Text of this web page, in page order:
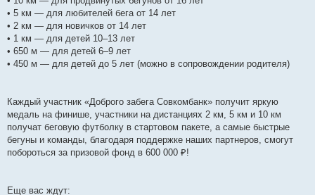
• 5 км — для любителей бега от 14 лет
• 2 км — для новичков от 14 лет
• 1 км — для детей 10–13 лет
• 650 м — для детей 6–9 лет
• 450 м — для детей до 5 лет (можно в сопровождении родителя)
Каждый участник «Доброго забега Совкомбанк» получит яркую
медаль на финише, участники на дистанциях 2 км, 5 км и 10 км
получат беговую футболку в стартовом пакете, а самые быстрые
бегуны и команды, благодаря поддержке наших партнеров, смогут
побороться за призовой фонд в 600 000 ₽!
Еще вас ждут: